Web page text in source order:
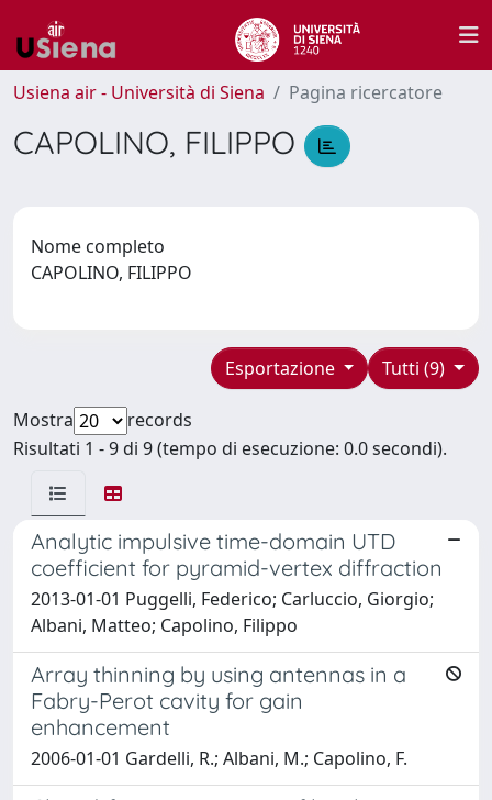
Usiena air - Università di Siena Pagina ricercatore
CAPOLINO, FILIPPO
Nome completo
CAPOLINO, FILIPPO
Tutti (9)
Esportazione
Mostra
records
Risultati 1 - 9 di 9 (tempo di esecuzione: 0.0 secondi).
Analytic impulsive time-domain UTD
coefficient for pyramid-vertex diffraction
2013-01-01 Puggelli, Federico; Carluccio, Giorgio;
Albani, Matteo; Capolino, Filippo
Array thinning by using antennas in a
Fabry-Perot cavity for gain
enhancement
2006-01-01 Gardelli, R.; Albani, M.; Capolino, F.